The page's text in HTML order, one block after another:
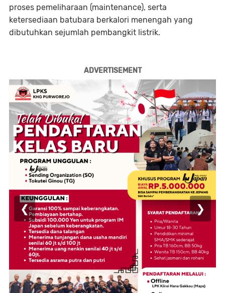
proses pemeliharaan (maintenance), serta
ketersediaan batubara berkalori menengah yang
dibutuhkan sejumlah pembangkit listrik.
ADVERTISEMENT
❮ ❯